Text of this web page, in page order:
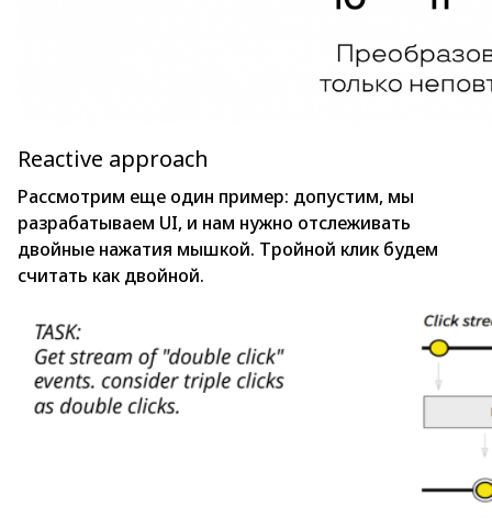
Reactive approach
Рассмотрим еще один пример: допустим, мы
разрабатываем UI, и нам нужно отслеживать
двойные нажатия мышкой. Тройной клик будем
считать как двойной.